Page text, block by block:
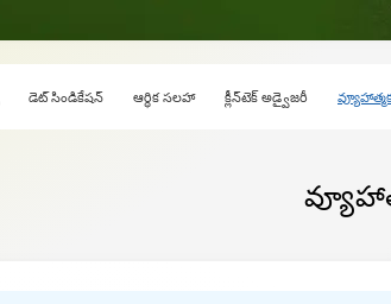
డెట్ సిండికేషన్ ఆర్థిక సలహా క్లీన్‌టెక్ అడ్వైజరీ